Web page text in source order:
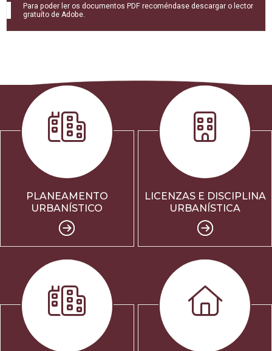
Para poder ler os documentos PDF recoméndase descargar o lector
gratuíto de Adobe.
PLANEAMENTO
URBANÍSTICO
LICENZAS E DISCIPLINA
URBANÍSTICA